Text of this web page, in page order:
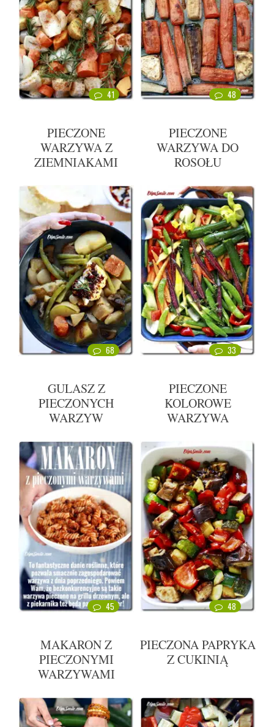
41
PIECZONE
WARZYWA Z
ZIEMNIAKAMI
48
PIECZONE
WARZYWA DO
ROSOŁU
68
GULASZ Z
PIECZONYCH
WARZYW
33
PIECZONE
KOLOROWE
WARZYWA
45
MAKARON Z
PIECZONYMI
WARZYWAMI
48
PIECZONA PAPRYKA
Z CUKINIĄ